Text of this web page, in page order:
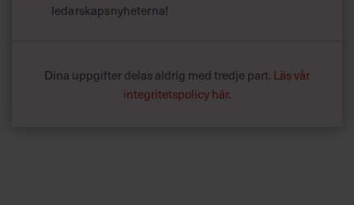
ledarskapsnyheterna!
Dina uppgifter delas aldrig med tredje part. Läs vår
integritetspolicy här.